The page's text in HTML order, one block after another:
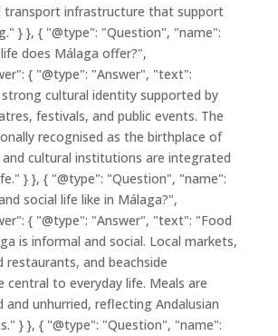
transport infrastructure that support
} }, { "@type": "Question", "name":
does Málaga offer?",
{ "@type": "Answer", "text":
cultural identity supported by
festivals, and public events. The
recognised as the birthplace of
and cultural institutions are integrated
} }, { "@type": "Question", "name":
social life like in Málaga?",
{ "@type": "Answer", "text": "Food
is informal and social. Local markets,
restaurants, and beachside
central to everyday life. Meals are
and unhurried, reflecting Andalusian
} }, { "@type": "Question", "name":